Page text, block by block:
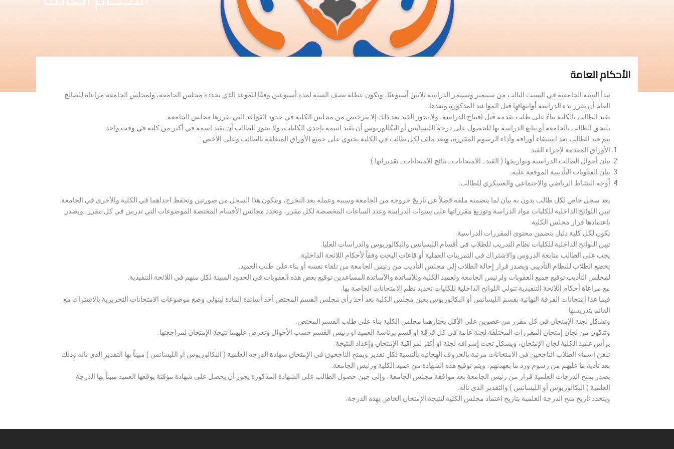
الأحكام العامة
تبدأ السنة الجامعية في السبت الثالث من سبتمبر وتستمر الدراسة ثلاثين أسبوعيًا، وتكون عطلة نصف السنة لمدة أسبوعين وفقًا للموعد الذي يحدده مجلس الجامعة، ولمجلس الجامعة مراعاة للصالح
العام أن يقرر بدء الدراسة أوانتهائها قبل المواعيد المذكورة وبعدها.
يقيد الطالب بالكلية بناءً على طلب يقدمه قبل افتتاح الدراسة، ولا يجوز القيد بعد ذلك إلا بترخيص من مجلس الكلية في حدود القواعد التي يقررها مجلس الجامعة.
يلتحق الطالب بالجامعة أو يتابع الدراسة بها للحصول على درجة الليسانس أو البكالوريوس أن يقيد اسمه بإحدى الكليات، ولا يجوز للطالب أن يقيد اسمه في أكثر من كلية في وقت واحد.
يتم قيد الطالب بعد استيفاء أوراقه وأداء الرسوم المقررة، ويعد ملف لكل طالب في الكلية يحتوي على جميع الأوراق المتعلقة بالطالب وعلى الأخص :
الأوراق المقدمة لإجراء القيد.
بيان أحوال الطالب الدراسية وتواريخها ( القيد ـ الامتحانات ـ نتائح الامتحانات ـ تقديراتها ).
بيان العقوبات التأديبية الموقعة عليه.
أوجه النشاط الرياضي والاجتماعي والعسكري للطالب.
يعد سجل خاص لكل طالب يدون به بيان لما يتضمنه ملفه فضلاً عن تاريخ خروجه من الجامعة وسببه وعمله بعد التخرج، ويتكون هذا السجل من صورتين وتحفظ احداهما في الكلية والأخرى في الجامعة.
تبين اللوائح الداخلية للكليات مواد الدراسة وتوزيع مقرراتها على سنوات الدراسة وعدد الساعات المخصصة لكل مقرر، وتحدد مجالس الأقسام المختصة الموضوعات التي تدرس في كل مقرر، ويصدر
باعتمادها قرار مجلس الكلية.
يكون لكل كلية دليل يتضمن محتوى المقررات الدراسية.
تبين اللوائح الداخلية للكليات نظام التدريب للطلاب في أقسام الليسانس والبكالوريوس والدراسات العليا.
يجب على الطالب متابعة الدروس والاشتراك في التمرينات العملية أو قاعات البحث وفقاً لأحكام اللائحة الداخلية.
يخضع الطلاب للنظام التأديبي ويصدر قرار إحالة الطلاب إلى مجلس التأديب من رئيس الجامعة من تلقاء نفسه أو بناء على طلب العميد.
لمجلس التأديب توقيع جميع العقوبات ولرئيس الجامعة ولعميد الكلية وللأساتذة والأساتذة المساعدين توقيع بعض هذه العقوبات في الحدود المبينة لكل منهم في اللائحة التنفيذية.
مع مراعاة أحكام اللائحة التنفيذية تتولى اللوائح الداخلية للكليات تحديد نظم الامتحانات الخاصة بها.
فيما عدا امتحانات الفرقة النهائية بقسم الليسانس أو البكالوريوس يعين مجلس الكلية بعد أخذ رأي مجلس القسم المختص أحد أساتذة المادة ليتولى وضع موضوعات الامتحانات التحريرية بالاشتراك مع
القائم بتدريسها.
وتشكل لجنة الإمتحان في كل مقرر من عضوين على الأقل يختارهما مجلس الكلية بناء على طلب القسم المختص.
وتتكون من لجان إمتحان المقررات المختلفة لجنة عامة في كل فرقة او قسم برئاسة العميد او رئيس القسم حسب الأحوال وتعرض عليهما نتيجة الإمتحان لمراجعتها.
يرأس عميد الكلية لجان الإمتحان، ويشكل تحت إشرافه لجنة او أكثر لمراقبة الإمتحان وإعداد النتيجة.
تلعن اسماء الطلاب الناجحين فى الامتحانات مرتبة بالحروف الهجائيه بالنسبة لكل تقدير ويمنح الناجحون في الإمتحان شهادة الدرجة العلمية ( البكالوريوس أو الليسانس ) مبيناً بها التقدير الذي ناله وذلك
بعد تأدية ما عليهم من رسوم ورد ما بعهدتهم، ويتم توقيع هذه الشهادة من عميد الكلية ورئيس الجامعة.
يصدر بمنح الدرجات العلمية قرار من رئيس الجامعة بعد موافقة مجلس الجامعة، وإلى حين حصول الطالب على الشهادة المذكورة يجوز أن يحصل على شهادة مؤقتة يوقعها العميد مبيناً بها الدرجة
العلمية ( البكالوريوس أو الليسانس ) والتقدير الذي ناله.
ويتحدد تاريخ منح الدرجة العلمية بتاريخ اعتماد مجلس الكلية لنتيجة الإمتحان الخاص بهذه الدرجة.